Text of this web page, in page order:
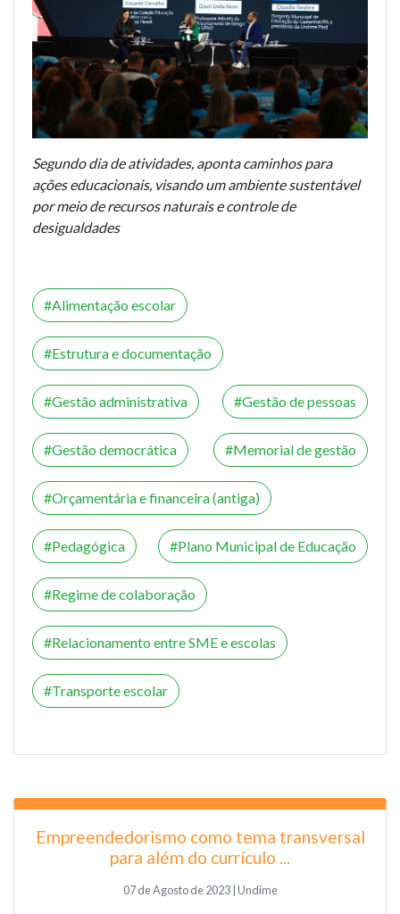
Segundo dia de atividades, aponta caminhos para
ações educacionais, visando um ambiente sustentável
por meio de recursos naturais e controle de
desigualdades
Alimentação escolar
Estrutura e documentação
Gestão administrativa Gestão de pessoas
Gestão democrática Memorial de gestão
Orçamentária e financeira (antiga)
Pedagógica Plano Municipal de Educação
Regime de colaboração
Relacionamento entre SME e escolas
Transporte escolar
Empreendedorismo como tema transversal
para além do currículo ...
07 de Agosto de 2023 | Undime